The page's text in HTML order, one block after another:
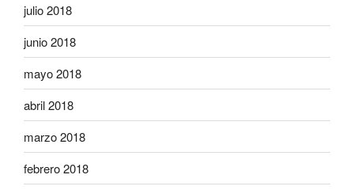
julio 2018
junio 2018
mayo 2018
abril 2018
marzo 2018
febrero 2018